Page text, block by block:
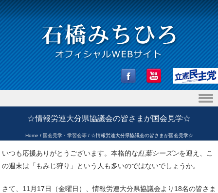
Skip to content
☆情報労連大分県協議会の皆さまが国会見学☆
Home / 国会見学・学習会等 / ☆情報労連大分県協議会の皆さまが国会見学☆
いつも応援ありがとうございます。本格的な紅葉シーズンを迎え、こ
の週末は「もみじ狩り」という人も多いのではないでしょうか。
さて、11月17日（金曜日）、情報労連大分県協議会より18名の皆さま